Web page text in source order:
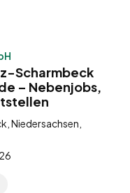
Scharmbeck
– Nebenjobs,
Niedersachsen,